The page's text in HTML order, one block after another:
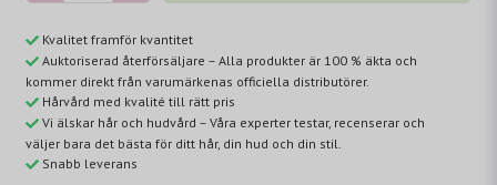
Kvalitet framför kvantitet
Auktoriserad återförsäljare – Alla produkter är 100 % äkta och
kommer direkt från varumärkenas officiella distributörer.
Hårvård med kvalité till rätt pris
Vi älskar hår och hudvård – Våra experter testar, recenserar och
väljer bara det bästa för ditt hår, din hud och din stil.
Snabb leverans